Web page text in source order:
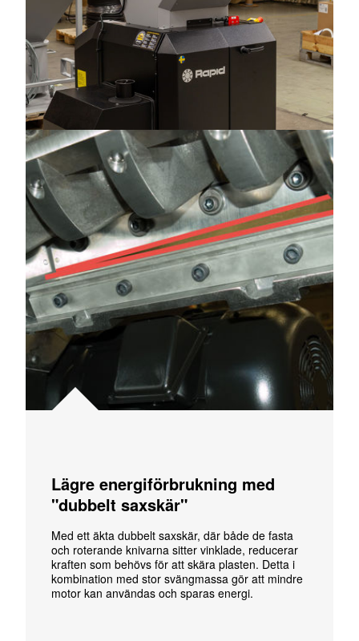
Lägre energi­förbrukning med
"dubbelt saxskär"
Med ett äkta dubbelt saxskär, där både de fasta
och roterande knivarna sitter vinklade, reducerar
kraften som behövs för att skära plasten. Detta i
kombination med stor svängmassa gör att mindre
motor kan användas och sparas energi.